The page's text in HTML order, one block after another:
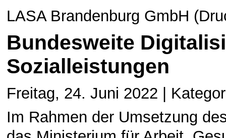
LASA Brandenburg GmbH
Bundesweite
Sozialleistungen
Freitag, 24. Juni 2022 |
Im Rahmen der Umsetzung